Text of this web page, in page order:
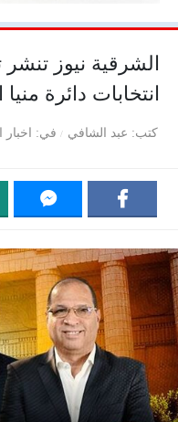
الشرقية نيوز
انتخابات دائرة
كتب عبد الشافي في اخبار